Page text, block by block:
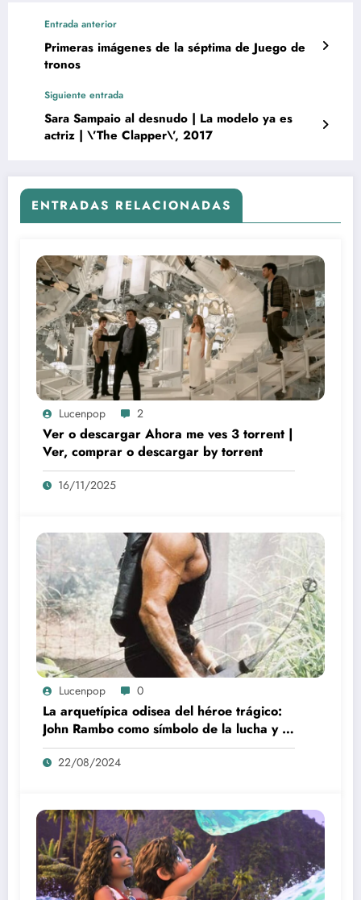
Entrada anterior
Primeras imágenes de la séptima de Juego de
tronos
Siguiente entrada
Sara Sampaio al desnudo | La modelo ya es
actriz | \’The Clapper\’, 2017
ENTRADAS RELACIONADAS
Lucenpop 2
Ver o descargar Ahora me ves 3 torrent |
Ver, comprar o descargar by torrent
16/11/2025
Lucenpop 0
La arquetípica odisea del héroe trágico:
John Rambo como símbolo de la lucha y la
alienación en la modernidad
22/08/2024